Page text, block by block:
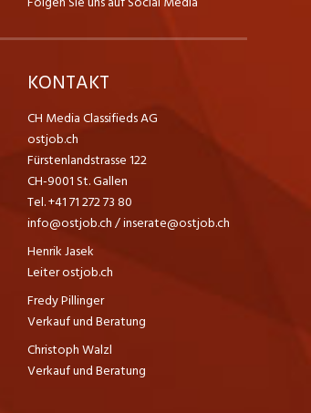
KONTAKT
CH Media Classifieds AG
ostjob.ch
Fürstenlandstrasse 122
CH-9001 St. Gallen
Tel. +41 71 272 73 80
info@ostjob.ch/inserate@ostjob.ch
Henrik Jasek
Leiter ostjob.ch
Fredy Pillinger
Verkauf und Beratung
Christoph Walzl
Verkauf und Beratung